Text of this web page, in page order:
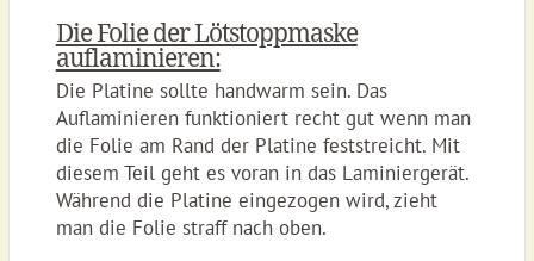
Die Folie der Lötstoppmaske
auflaminieren:
Die Platine sollte handwarm sein. Das
Auflaminieren funktioniert recht gut wenn man
die Folie am Rand der Platine feststreicht. Mit
diesem Teil geht es voran in das Laminiergerät.
Während die Platine eingezogen wird, zieht
man die Folie straff nach oben.